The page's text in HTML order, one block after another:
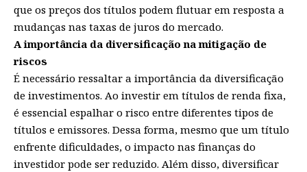
que os preços dos títulos podem flutuar em resposta a
mudanças nas taxas de juros do mercado.
A importância da diversificação na mitigação de
riscos
É necessário ressaltar a importância da diversificação
de investimentos. Ao investir em títulos de renda fixa,
é essencial espalhar o risco entre diferentes tipos de
títulos e emissores. Dessa forma, mesmo que um título
enfrente dificuldades, o impacto nas finanças do
investidor pode ser reduzido. Além disso, diversificar